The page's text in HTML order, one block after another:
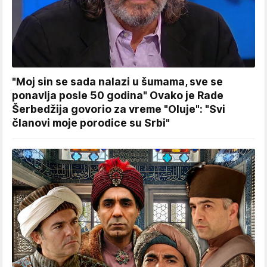
"Moj sin se sada nalazi u šumama, sve se
ponavlja posle 50 godina" Ovako je Rade
Šerbedžija govorio za vreme "Oluje": "Svi
članovi moje porodice su Srbi"